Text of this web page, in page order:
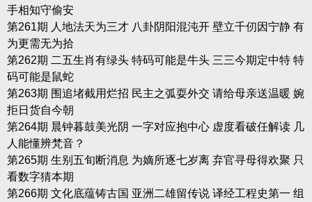
手相知守偷安
第261期 人地法天为三才 八卦阴阳混沌开 壁立千仞因宁静 有
为更需无为拾
第262期 二五生肖有绿头 特码可能是牛头 三三今期定中特 特
码可能是鼠蛇
第263期 围追堵截用烂招 民主之弧耍外交 请给母亲送温暖 婉
拒日货自今朝
第264期 晨钟暮鼓美光阴 一字对应抱中心 虚度看破任解读 几
人能懂辨梵音？
第265期 生别五旬断消息 为嫡所逐七岁离 弃官寻母得欢聚 只
看数字猜本期
第266期 文化底蕴铸古国 亚洲二雄留传说 译经工程史第一 组